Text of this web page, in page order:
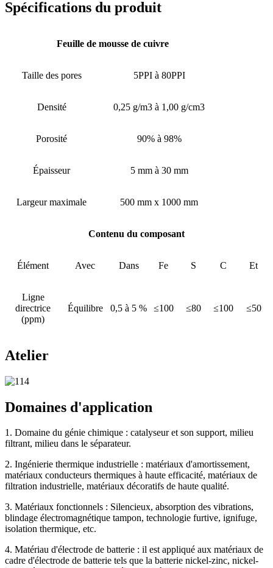
Spécifications du produit
Feuille de mousse de cuivre
Taille des pores 5PPI à 80PPI
Densité 0,25 g/m3 à 1,00 g/cm3
Porosité 90% à 98%
Épaisseur 5 mm à 30 mm
Largeur maximale 500 mm x 1000 mm
Contenu du composant
Élément Avec Dans Fe S C Et
Ligne
directrice
(ppm)
Équilibre 0,5 à 5 % ≤100 ≤80 ≤100 ≤50
Atelier
Domaines d'application
1. Domaine du génie chimique : catalyseur et son support, milieu
filtrant, milieu dans le séparateur.
2. Ingénierie thermique industrielle : matériaux d'amortissement,
matériaux conducteurs thermiques à haute efficacité, matériaux de
filtration industrielle, matériaux décoratifs de haute qualité.
3. Matériaux fonctionnels : Silencieux, absorption des vibrations,
blindage électromagnétique tampon, technologie furtive, ignifuge,
isolation thermique, etc.
4. Matériau d'électrode de batterie : il est appliqué aux matériaux de
cadre d'électrode de batterie tels que la batterie nickel-zinc, nickel-